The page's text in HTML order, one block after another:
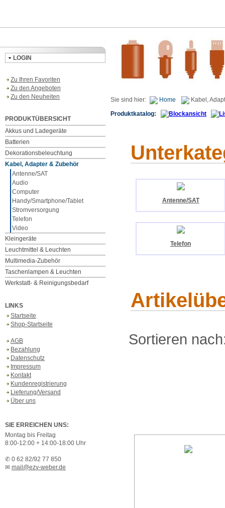
LOGIN
Zu Ihren Favoriten
Zu den Angeboten
Zu den Neuheiten
PRODUKTÜBERSICHT
Akkus und Ladegeräte
Batterien
Dekorationsbeleuchtung
Kabel, Adapter & Zubehör
Antenne/SAT
Audio
Computer
Handy/Smartphone/Tablet
Stromversorgung
Telefon
Video
Kleingeräte
Leuchtmittel & Leuchten
Multimedia-Zubehör
Taschenlampen & Leuchten
Werkstatt- & Reinigungsbedarf
LINKS
Startseite
Shop-Startseite
AGB
Bezahlung
Datenschutz
Impressum
Kontakt
Kundenregistrierung
Lieferung/Versand
Über uns
SIE ERREICHEN UNS:
Montag bis Freitag
8:00-12:00 + 14:00-18:00 Uhr
✆ 0 62 82/92 77 850
✉ mail@ezv-weber.de
Sie sind hier: Home
Kabel,
Produktkatalog:
Antenne/SAT
Telefon
Sortieren